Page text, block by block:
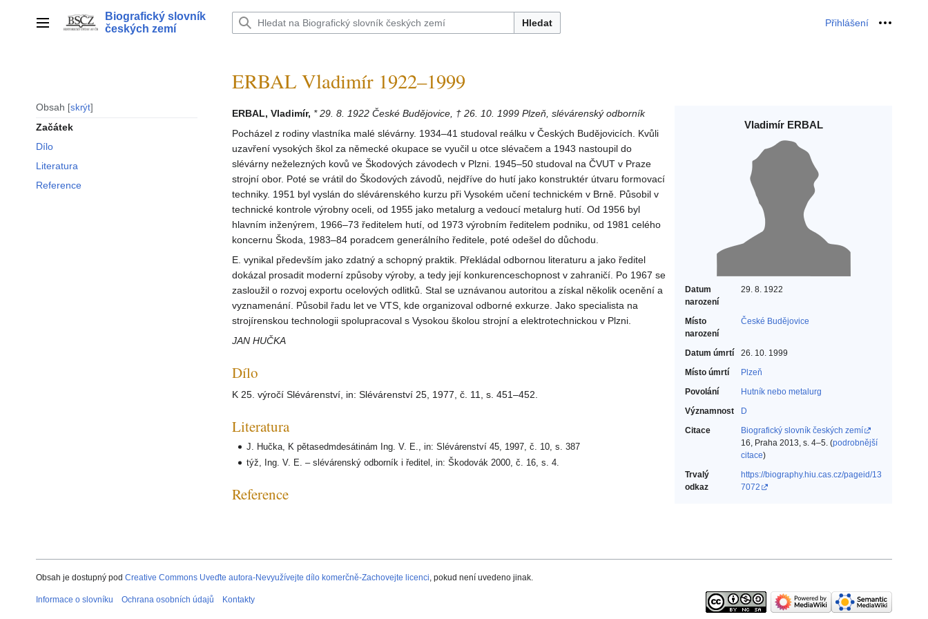
Hlavní menu
Biografický slovník
českých zemí
Hledat Přihlášení Osobní
Obsah skrýt
Začátek
Dílo
Literatura
Reference
ERBAL Vladimír 1922–1999
Vladimír ERBAL
Datum
narození
29. 8. 1922
Místo
narození
České Budějovice
Datum úmrtí
26. 10. 1999
Místo úmrtí
Plzeň
Povolání
Hutník nebo metalurg‎
Významnost
D
Citace
Biografický slovník českých zemí
16, Praha 2013, s. 4–5. (podrobnější
citace)
Trvalý
odkaz
https://biography.hiu.cas.cz/pageid/13
7072
ERBAL, Vladimír, * 29. 8. 1922 České Budějovice, † 26. 10. 1999 Plzeň, slévárenský odborník
Pocházel z rodiny vlastníka malé slévárny. 1934–41 studoval reálku v Českých Budějovicích. Kvůli
uzavření vysokých škol za německé okupace se vyučil u otce slévačem a 1943 nastoupil do
slévárny neželezných kovů ve Škodových závodech v Plzni. 1945–50 studoval na ČVUT v Praze
strojní obor. Poté se vrátil do Škodových závodů, nejdříve do hutí jako konstruktér útvaru formovací
techniky. 1951 byl vyslán do slévárenského kurzu při Vysokém učení technickém v Brně. Působil v
technické kontrole výrobny oceli, od 1955 jako metalurg a vedoucí metalurg hutí. Od 1956 byl
hlavním inženýrem, 1966–73 ředitelem hutí, od 1973 výrobním ředitelem podniku, od 1981 celého
koncernu Škoda, 1983–84 poradcem generálního ředitele, poté odešel do důchodu.
E. vynikal především jako zdatný a schopný praktik. Překládal odbornou literaturu a jako ředitel
dokázal prosadit moderní způsoby výroby, a tedy její konkurenceschopnost v zahraničí. Po 1967 se
zasloužil o rozvoj exportu ocelových odlitků. Stal se uznávanou autoritou a získal několik ocenění a
vyznamenání. Působil řadu let ve VTS, kde organizoval odborné exkurze. Jako specialista na
strojírenskou technologii spolupracoval s Vysokou školou strojní a elektrotechnickou v Plzni.
JAN HUČKA
Dílo
K 25. výročí Slévárenství, in: Slévárenství 25, 1977, č. 11, s. 451–452.
Literatura
J. Hučka, K pětasedmdesátinám Ing. V. E., in: Slévárenství 45, 1997, č. 10, s. 387
týž, Ing. V. E. – slévárenský odborník i ředitel, in: Škodovák 2000, č. 16, s. 4.
Reference
Obsah je dostupný pod Creative Commons Uveďte autora-Nevyužívejte dílo komerčně-Zachovejte licenci, pokud není uvedeno jinak.
Informace o slovníku Ochrana osobních údajů Kontakty